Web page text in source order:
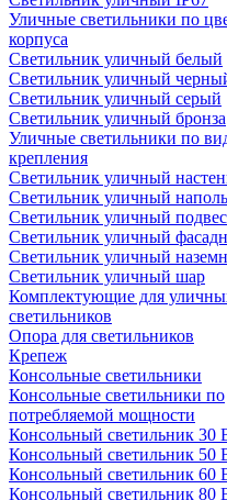
Уличные светильники по
корпуса
Светильник уличный белый
Светильник уличный
Светильник уличный серый
Светильник уличный бронза
Уличные светильники по
крепления
Светильник уличный
Светильник уличный
Светильник уличный
Светильник уличный
Светильник уличный
Cветильник уличный шар
Комплектующие для
светильников
Опора для светильников
Крепеж
Консольные светильники
Консольные светильники по
потребляемой мощности
Консольный светильник 30
Консольный светильник 50
Консольный светильник 60
Консольный светильник 80